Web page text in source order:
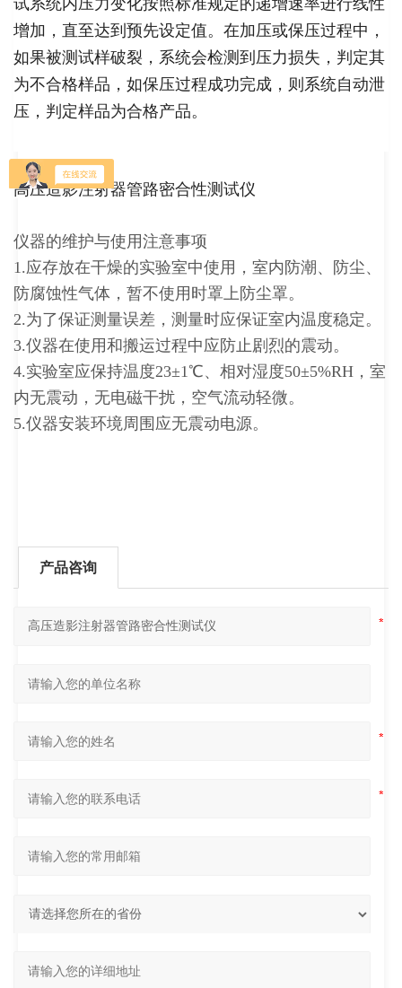
试系统内压力变化按照标准规定的递增速率进行线性
增加，直至达到预先设定值。在加压或保压过程中，
如果被测试样破裂，系统会检测到压力损失，判定其
为不合格样品，如保压过程成功完成，则系统自动泄
压，判定样品为合格产品。
高压造影注射器管路密合性测试仪
仪器的维护与使用注意事项
1.应存放在干燥的实验室中使用，室内防潮、防尘、
防腐蚀性气体，暂不使用时罩上防尘罩。
2.为了保证测量误差，测量时应保证室内温度稳定。
3.仪器在使用和搬运过程中应防止剧烈的震动。
4.实验室应保持温度23±1℃、相对湿度50±5%RH，室
内无震动，无电磁干扰，空气流动轻微。
5.仪器安装环境周围应无震动电源。
产品咨询